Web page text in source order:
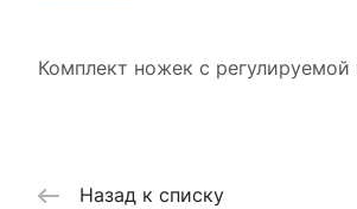
Комплект ножек с
Назад к списку